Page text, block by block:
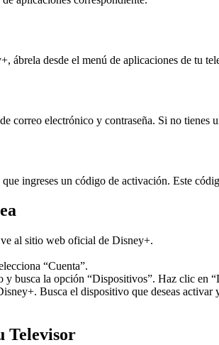
ábrela desde el menú de aplicaciones de tu
correo electrónico y contraseña. Si no tienes
ingreses un código de activación. Este
al sitio web oficial de Disney+.
“Cuenta”.
y busca la opción “Dispositivos”. Haz clic en
Busca el dispositivo que deseas
Televisor